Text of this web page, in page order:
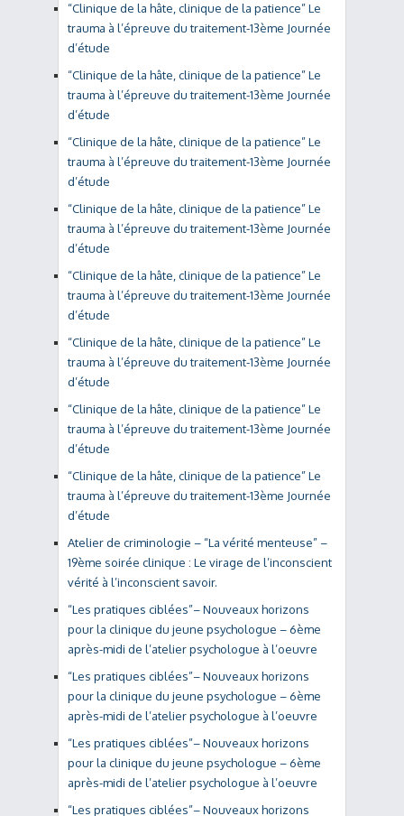
“Clinique de la hâte, clinique de la patience” Le
trauma à l’épreuve du traitement-13ème Journée
d’étude
“Clinique de la hâte, clinique de la patience” Le
trauma à l’épreuve du traitement-13ème Journée
d’étude
“Clinique de la hâte, clinique de la patience” Le
trauma à l’épreuve du traitement-13ème Journée
d’étude
“Clinique de la hâte, clinique de la patience” Le
trauma à l’épreuve du traitement-13ème Journée
d’étude
“Clinique de la hâte, clinique de la patience” Le
trauma à l’épreuve du traitement-13ème Journée
d’étude
“Clinique de la hâte, clinique de la patience” Le
trauma à l’épreuve du traitement-13ème Journée
d’étude
“Clinique de la hâte, clinique de la patience” Le
trauma à l’épreuve du traitement-13ème Journée
d’étude
“Clinique de la hâte, clinique de la patience” Le
trauma à l’épreuve du traitement-13ème Journée
d’étude
Atelier de criminologie – “La vérité menteuse” –
19ème soirée clinique : Le virage de l’inconscient
vérité à l’inconscient savoir.
“Les pratiques ciblées”– Nouveaux horizons
pour la clinique du jeune psychologue – 6ème
après-midi de l’atelier psychologue à l’oeuvre
“Les pratiques ciblées”– Nouveaux horizons
pour la clinique du jeune psychologue – 6ème
après-midi de l’atelier psychologue à l’oeuvre
“Les pratiques ciblées”– Nouveaux horizons
pour la clinique du jeune psychologue – 6ème
après-midi de l’atelier psychologue à l’oeuvre
“Les pratiques ciblées”– Nouveaux horizons